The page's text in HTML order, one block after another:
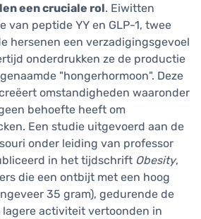
een cruciale rol. Eiwitten
van peptide YY en GLP-1, twee
hersenen een verzadigingsgevoel
onderdrukken ze de productie
"hongerhormoon". Deze
omstandigheden waaronder
behoefte heeft om
Een studie uitgevoerd aan de
onder leiding van professor
in het tijdschrift Obesity,
die een ontbijt met een hoog
35 gram), gedurende de
lagere activiteit vertoonden in